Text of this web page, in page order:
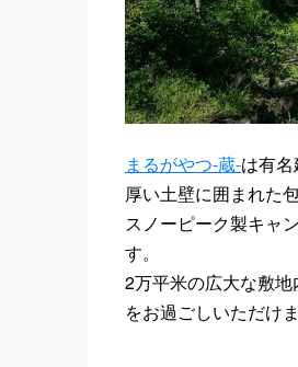
まるがやつ-蔵-は有
厚い土壁に囲まれた
スノーピーク製キャ
す。
2万平米の広大な敷
をお過ごしいただけま